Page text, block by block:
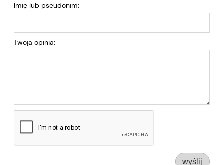
Imię lub pseudonim:
Twoja opinia:
wyślij